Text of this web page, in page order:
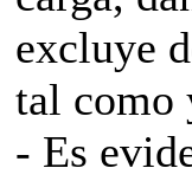
excluye
tal como
- Es